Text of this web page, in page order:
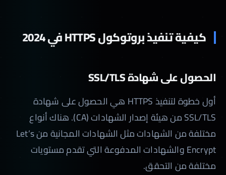
كيفية تنفيذ بروتوكول HTTPS في 2024
الحصول على شهادة SSL/TLS
أول خطوة لتنفيذ HTTPS هي الحصول على شهادة
SSL/TLS من هيئة إصدار الشهادات (CA). هناك أنواع
مختلفة من الشهادات مثل الشهادات المجانية من Let’s
Encrypt والشهادات المدفوعة التي تقدم مستويات
مختلفة من التحقق.